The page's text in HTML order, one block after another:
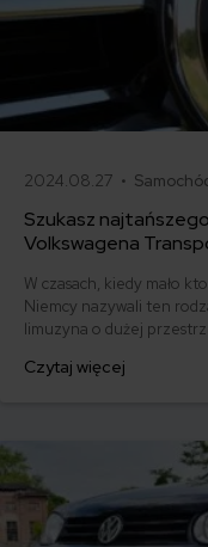
2024.08.27 •
Szukasz
Volkswagena
W czasach, kiedy mało
Niemcy nazywali ten
limuzyna o dużej
egzemplarz. Wymarzone
Czytaj więcej